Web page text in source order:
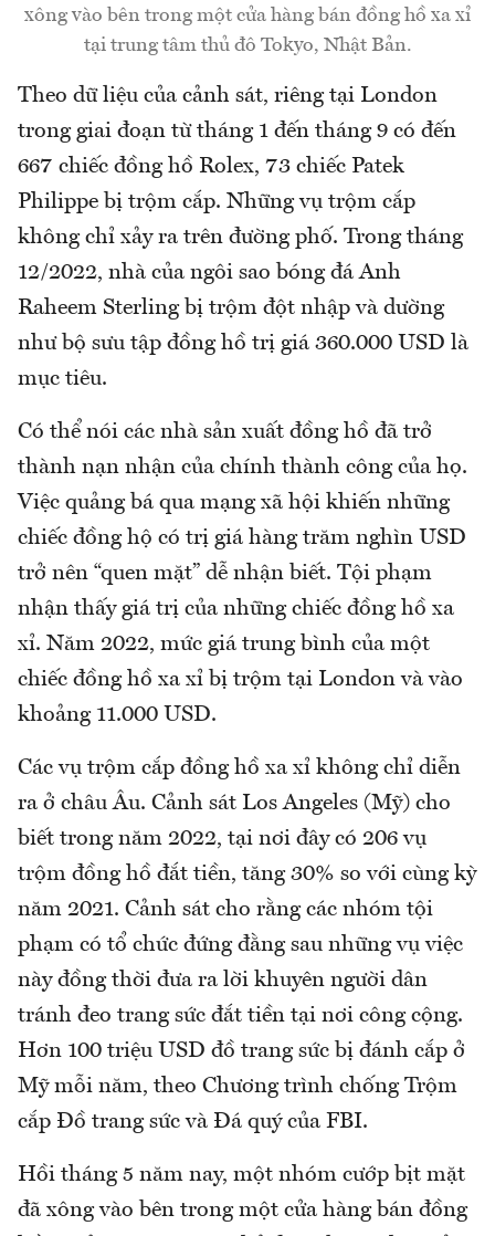
xông vào bên trong một cửa hàng bán đồng hồ xa xỉ
tại trung tâm thủ đô Tokyo, Nhật Bản.
Theo dữ liệu của cảnh sát, riêng tại London
trong giai đoạn từ tháng 1 đến tháng 9 có đến
667 chiếc đồng hồ Rolex, 73 chiếc Patek
Philippe bị trộm cắp. Những vụ trộm cắp
không chỉ xảy ra trên đường phố. Trong tháng
12/2022, nhà của ngôi sao bóng đá Anh
Raheem Sterling bị trộm đột nhập và dường
như bộ sưu tập đồng hồ trị giá 360.000 USD là
mục tiêu.
Có thể nói các nhà sản xuất đồng hồ đã trở
thành nạn nhận của chính thành công của họ.
Việc quảng bá qua mạng xã hội khiến những
chiếc đồng hộ có trị giá hàng trăm nghìn USD
trở nên “quen mặt” dễ nhận biết. Tội phạm
nhận thấy giá trị của những chiếc đồng hồ xa
xỉ. Năm 2022, mức giá trung bình của một
chiếc đồng hồ xa xỉ bị trộm tại London và vào
khoảng 11.000 USD.
Các vụ trộm cắp đồng hồ xa xỉ không chỉ diễn
ra ở châu Âu. Cảnh sát Los Angeles (Mỹ) cho
biết trong năm 2022, tại nơi đây có 206 vụ
trộm đồng hồ đắt tiền, tăng 30% so với cùng kỳ
năm 2021. Cảnh sát cho rằng các nhóm tội
phạm có tổ chức đứng đằng sau những vụ việc
này đồng thời đưa ra lời khuyên người dân
tránh đeo trang sức đắt tiền tại nơi công cộng.
Hơn 100 triệu USD đồ trang sức bị đánh cắp ở
Mỹ mỗi năm, theo Chương trình chống Trộm
cắp Đồ trang sức và Đá quý của FBI.
Hồi tháng 5 năm nay, một nhóm cướp bịt mặt
đã xông vào bên trong một cửa hàng bán đồng